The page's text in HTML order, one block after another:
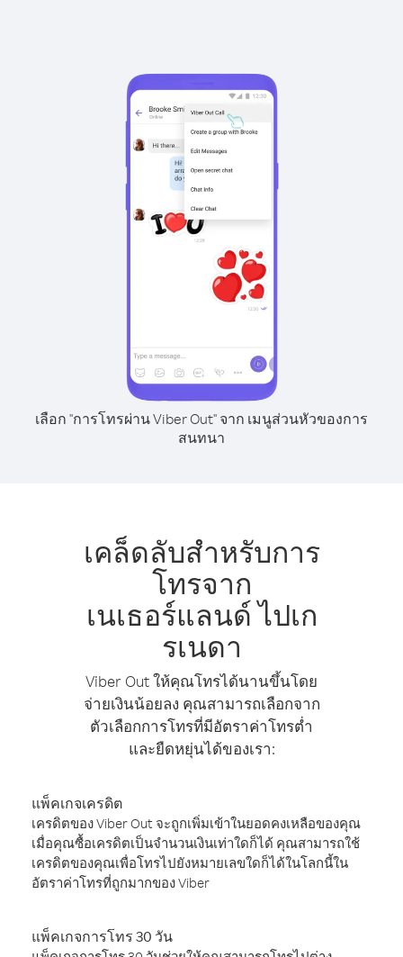
เลือก "การโทรผ่าน Viber Out" จาก เมนูส่วนหัวของการ
สนทนา
เคล็ดลับสำหรับการ
โทรจาก
เนเธอร์แลนด์ ไปเก
รเนดา
Viber Out ให้คุณโทรได้นานขึ้นโดย
จ่ายเงินน้อยลง คุณสามารถเลือกจาก
ตัวเลือกการโทรที่มีอัตราค่าโทรต่ำ
และยืดหยุ่นได้ของเรา:
แพ็คเกจเครดิต
เครดิตของ Viber Out จะถูกเพิ่มเข้าในยอดคงเหลือของคุณ
เมื่อคุณซื้อเครดิตเป็นจำนวนเงินเท่าใดก็ได้ คุณสามารถใช้
เครดิตของคุณเพื่อโทรไปยังหมายเลขใดก็ได้ในโลกนี้ใน
อัตราค่าโทรที่ถูกมากของ Viber
แพ็คเกจการโทร 30 วัน